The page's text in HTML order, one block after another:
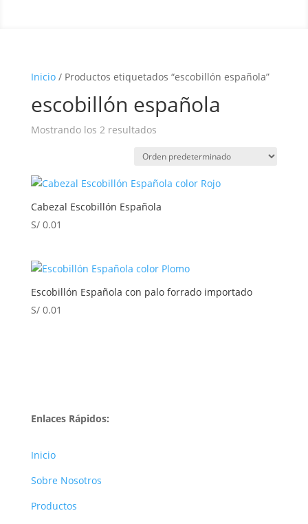
Inicio/ Productos etiquetados “escobillón española”
escobillón española
Mostrando los 2 resultados
Cabezal Escobillón Española
S/0.01
Escobillón Española con palo forrado importado
S/0.01
Enlaces Rápidos:
Inicio
Sobre Nosotros
Productos